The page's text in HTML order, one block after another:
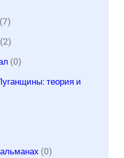
(7)
(2)
(0)
теория и
(0)